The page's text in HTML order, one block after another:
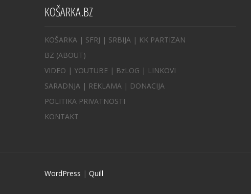
KOŠARKA.BZ
KOŠARKA | SFRJ | SRBIJA | KK PARTIZAN
BZ (ABOUT)
VIDEO | YOUTUBE | BzLOG | LINKOVI
SARADNJA | REKLAMA | DONACIJA
POLITIKA PRIVATNOSTI
KONTAKT
WordPress | Quill